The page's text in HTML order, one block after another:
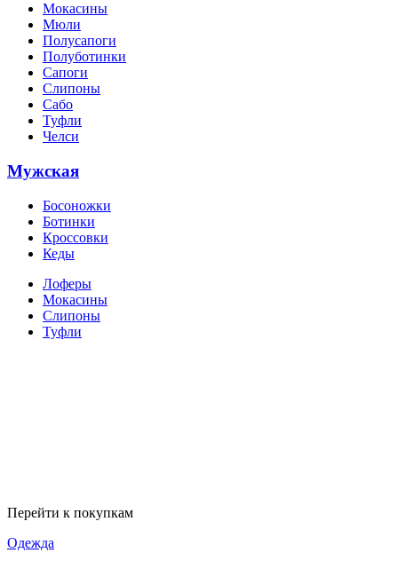
Мокасины
Мюли
Полусапоги
Полуботинки
Сапоги
Слипоны
Сабо
Туфли
Челси
Мужская
Босоножки
Ботинки
Кроссовки
Кеды
Лоферы
Мокасины
Слипоны
Туфли
Перейти к покупкам
Одежда